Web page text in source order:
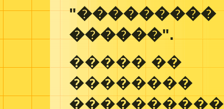
"���������
������".
����� ��
��������